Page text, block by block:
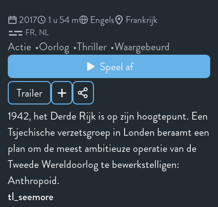
1942, het Derde Rijk is op zijn hoogtepunt. Een
Tsjechische verzetsgroep in Londen beraamt een
plan om de meest ambitieuze operatie van de
Tweede Wereldoorlog te bewerkstelligen:
Anthropoid.
tl_seemore
2017 1 u 54 m Engels Frankrijk
FR NL
Actie Oorlog Thriller Waargebeurd
Speel af
Trailer